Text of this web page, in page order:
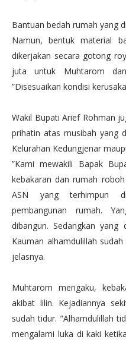
Bantuan bedah rumah yang
Namun, bentuk material
dikerjakan secara gotong
juta untuk Muhtarom
”Disesuaikan kondisi
Wakil Bupati Arief Rohman
prihatin atas musibah yang
Kelurahan Kedungjenar
”Kami mewakili Bapak
kebakaran dan rumah
ASN yang terhimpun
pembangunan rumah.
dibangun. Sedangkan yang
Kauman alhamdulillah
jelasnya.
Muhtarom mengaku,
akibat lilin. Kejadiannya
sudah tidur. ”Alhamdulillah
mengalami luka di kaki